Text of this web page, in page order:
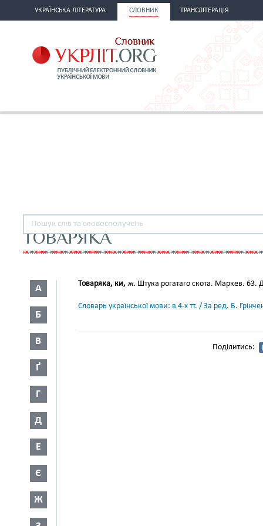
УКРАЇНСЬКА ЛІТЕРАТУРА СЛОВНИК ТРАНСЛІТЕРАЦІЯ
ТОВАРЯКА
А
Б
В
Ґ
Г
Д
Е
Є
Ж
Товаряка, ки, ж. Штука рогатаго скота. Маркев. 63.
Словарь української мови: в 4-х тт. / За ред. Б.
Поділитись: